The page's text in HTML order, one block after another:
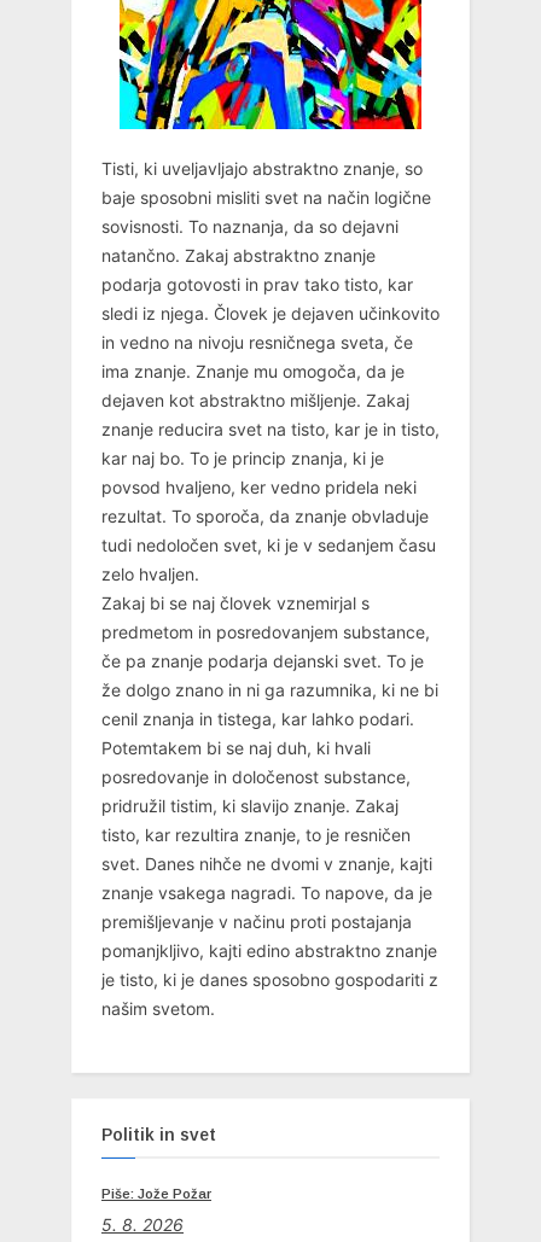
Tisti, ki uveljavljajo abstraktno znanje, so
baje sposobni misliti svet na način logične
sovisnosti. To naznanja, da so dejavni
natančno. Zakaj abstraktno znanje
podarja gotovosti in prav tako tisto, kar
sledi iz njega. Človek je dejaven učinkovito
in vedno na nivoju resničnega sveta, če
ima znanje. Znanje mu omogoča, da je
dejaven kot abstraktno mišljenje. Zakaj
znanje reducira svet na tisto, kar je in tisto,
kar naj bo. To je princip znanja, ki je
povsod hvaljeno, ker vedno pridela neki
rezultat. To sporoča, da znanje obvladuje
tudi nedoločen svet, ki je v sedanjem času
zelo hvaljen.
Zakaj bi se naj človek vznemirjal s
predmetom in posredovanjem substance,
če pa znanje podarja dejanski svet. To je
že dolgo znano in ni ga razumnika, ki ne bi
cenil znanja in tistega, kar lahko podari.
Potemtakem bi se naj duh, ki hvali
posredovanje in določenost substance,
pridružil tistim, ki slavijo znanje. Zakaj
tisto, kar rezultira znanje, to je resničen
svet. Danes nihče ne dvomi v znanje, kajti
znanje vsakega nagradi. To napove, da je
premišljevanje v načinu proti postajanja
pomanjkljivo, kajti edino abstraktno znanje
je tisto, ki je danes sposobno gospodariti z
našim svetom.
Politik in svet
Piše: Jože Požar
5. 8. 2026